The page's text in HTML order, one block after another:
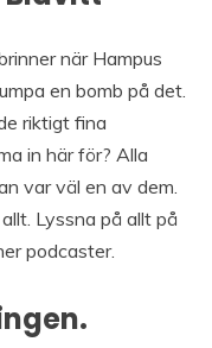
när Hampus
en bomb på det.
riktigt fina
in här för? Alla
var väl en av dem.
Lyssna på allt på
podcaster.